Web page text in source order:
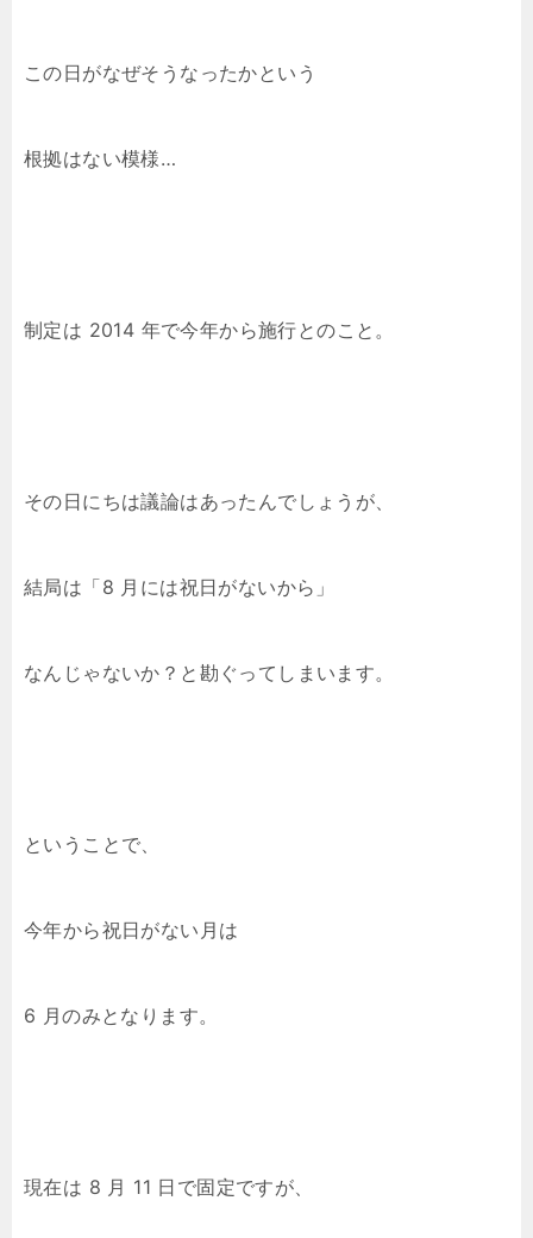
この日がなぜそうなったかという
根拠はない模様…
制定は 2014 年で今年から施行とのこと。
その日にちは議論はあったんでしょうが、
結局は「8 月には祝日がないから」
なんじゃないか？と勘ぐってしまいます。
ということで、
今年から祝日がない月は
6 月のみとなります。
現在は 8 月 11 日で固定ですが、